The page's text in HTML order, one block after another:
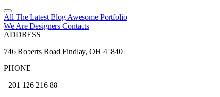
All The Latest Blog Awesome Portfolio
We Are Designers Contacts
ADDRESS
746 Roberts Road Findlay, OH 45840
PHONE
+201 126 216 88